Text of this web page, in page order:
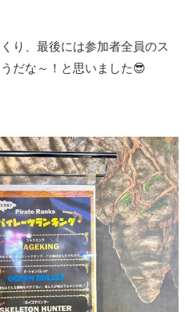
り、最後には参加者全員のス
だな～！と思いました😎